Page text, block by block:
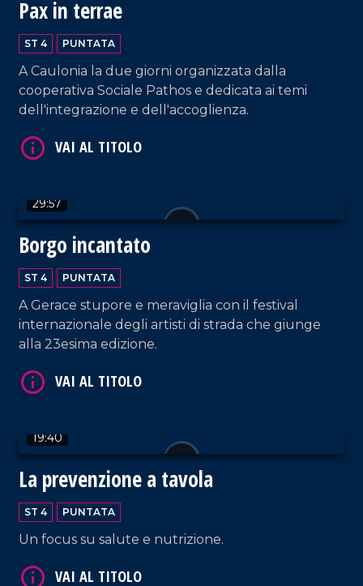
Pax in terrae
ST 4 PUNTATA
A Caulonia la due giorni organizzata dalla
cooperativa Sociale Pathos e dedicata ai temi
dell'integrazione e dell'accoglienza.
29:57
Borgo incantato
ST 4 PUNTATA
A Gerace stupore e meraviglia con il festival
internazionale degli artisti di strada che giunge
alla 23esima edizione.
19:40
La prevenzione a tavola
ST 4 PUNTATA
Un focus su salute e nutrizione.
VAI AL TITOLO
VAI AL TITOLO
VAI AL TITOLO